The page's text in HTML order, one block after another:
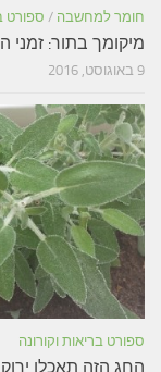
חומר למחשבה / ספורט
מיקומך בתור: זמני
9 באוגוסט, 2016
ספורט בריאות וקורונה
החג הזה תאכלו